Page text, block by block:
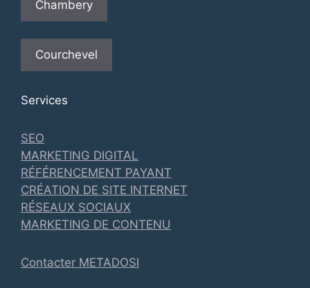
Chambery
Courchevel
Services
SEO
MARKETING DIGITAL
RÉFÉRENCEMENT PAYANT
CRÉATION DE SITE INTERNET
RÉSEAUX SOCIAUX
MARKETING DE CONTENU
Contacter METADOSI